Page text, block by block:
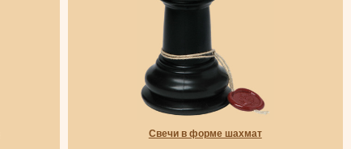
Свечи в форме шахмат